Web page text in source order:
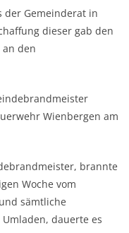
der Gemeinderat in
dieser gab den
an den
Wienbergen am
brannte
Woche vom
sämtliche
dauerte es